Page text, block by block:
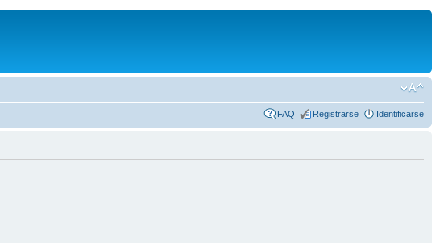
FAQ Registrarse Identificarse